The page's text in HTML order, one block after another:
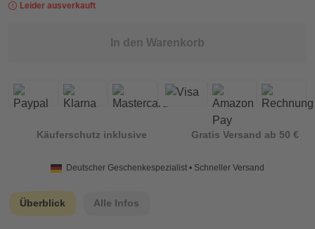
Leider ausverkauft
In den Warenkorb
Käuferschutz inklusive Gratis Versand ab 50 €
Deutscher Geschenkespezialist • Schneller Versand
Überblick Alle Infos